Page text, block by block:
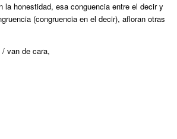
honestidad, esa conguencia entre el decir y
(congruencia en el decir), afloran otras
van de cara,